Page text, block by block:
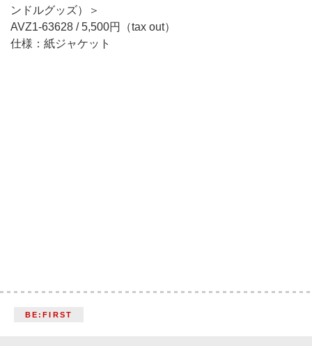
ンドルグッズ）＞
AVZ1-63628 / 5,500円（tax out）
仕様：紙ジャケット
BE:FIRST